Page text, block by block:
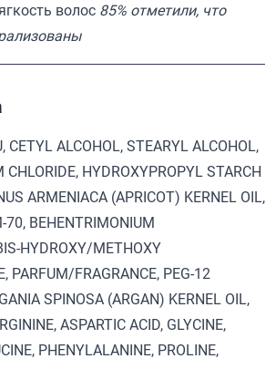
волос 85% отметили, что
CETYL ALCOHOL, STEARYL ALCOHOL,
CHLORIDE, HYDROXYPROPYL STARCH
ARMENIACA (APRICOT) KERNEL OIL,
70, BEHENTRIMONIUM
HYDROXY/METHOXY
PARFUM/FRAGRANCE, PEG-12
SPINOSA (ARGAN) KERNEL OIL,
ASPARTIC ACID, GLYCINE,
PHENYLALANINE, PROLINE,